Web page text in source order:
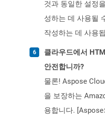
것과 동일한 설정
성하는 데 사용될
작성하는 데 사용
클라우드에서
안전합니까?
물론! Aspose
을 보장하는
용합니다.